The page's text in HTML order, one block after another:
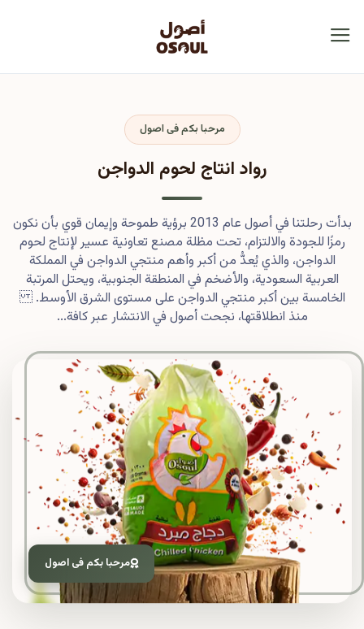
مرحبا بكم فى اصول
مرحبا بكم فى اصول
رواد انتاج لحوم الدواجن
بدأت رحلتنا في أصول عام 2013 برؤية طموحة وإيمان قوي بأن نكون
رمزًا للجودة والالتزام، تحت مظلة مصنع تعاونية عسير لإنتاج لحوم
الدواجن، والذي يُعدُّ من أكبر وأهم منتجي الدواجن في المملكة
العربية السعودية، والأضخم في المنطقة الجنوبية، ويحتل المرتبة
الخامسة بين أكبر منتجي الدواجن على مستوى الشرق الأوسط.
منذ انطلاقتها، نجحت أصول في الانتشار عبر كافة...